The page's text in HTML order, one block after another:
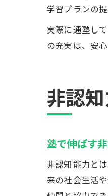
学習プランの提
実際に通塾し
の充実は、安
非認
塾で伸ばす
非認知能力と
来の社会生活